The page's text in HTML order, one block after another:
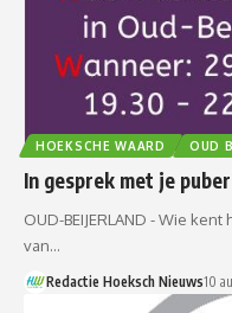
HOEKSCHE WAARD OUD
In gesprek met je puber
OUD-BEIJERLAND - Wie
van…
Redactie Hoeksch Nieuws10